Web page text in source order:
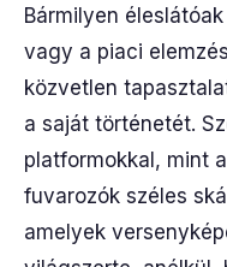
Bármilyen
vagy a piaci
közvetlen
a saját történetét.
platformokkal, mint
fuvarozók széles
amelyek